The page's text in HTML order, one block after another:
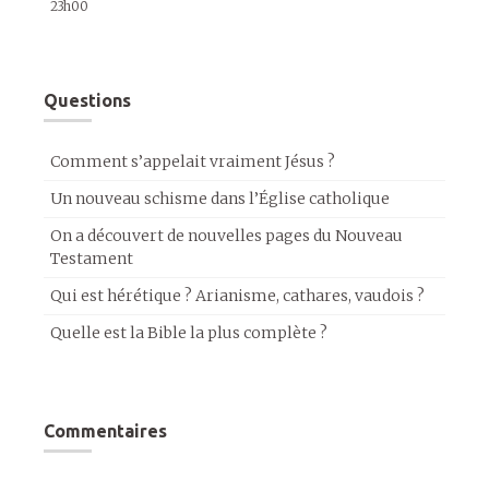
23h00
Questions
Comment s’appelait vraiment Jésus ?
Un nouveau schisme dans l’Église catholique
On a découvert de nouvelles pages du Nouveau
Testament
Qui est hérétique ? Arianisme, cathares, vaudois ?
Quelle est la Bible la plus complète ?
Commentaires